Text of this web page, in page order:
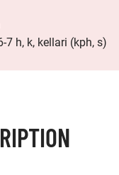
7 h, k, kellari (kph, s)